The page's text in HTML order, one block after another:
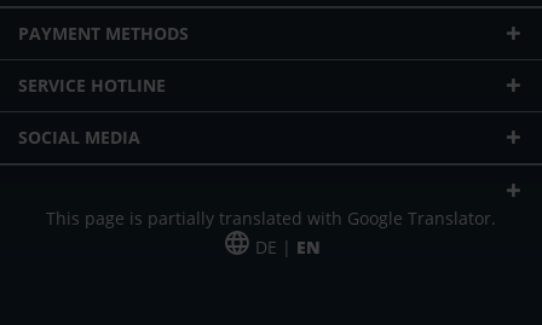
PAYMENT METHODS
SERVICE HOTLINE
SOCIAL MEDIA
This page is partially translated with Google Translator.
DE | EN